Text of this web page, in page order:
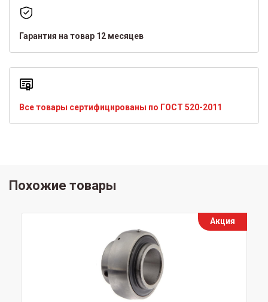
Гарантия на товар 12 месяцев
Все товары сертифицированы по ГОСТ 520-2011
Похожие товары
Акция